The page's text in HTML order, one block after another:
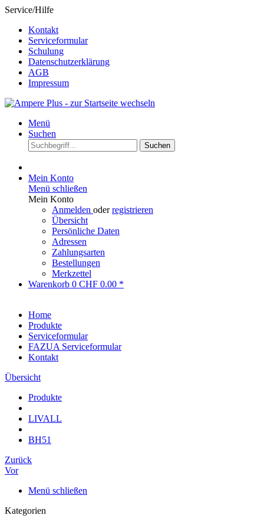
Service/Hilfe
Kontakt
Serviceformular
Schulung
Datenschutzerklärung
AGB
Impressum
Menü
Suchen
Suchen
Mein Konto
Menü schließen
Mein Konto
Anmelden oderregistrieren
Übersicht
Persönliche Daten
Adressen
Zahlungsarten
Bestellungen
Merkzettel
Warenkorb 0 CHF 0.00 *
Home
Produkte
Serviceformular
FAZUA Serviceformular
Kontakt
Übersicht
Produkte
LIVALL
BH51
Zurück
Vor
Menü schließen
Kategorien